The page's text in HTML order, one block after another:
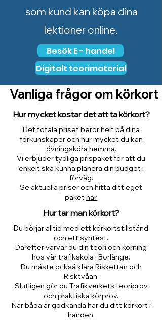
som kund kan köpa dina
lektioner online.
Besök E - handel
Digitalt teorimaterial
Vanliga frågor om körkort
Hur mycket kostar det att ta körkort?
Det totala priset beror helt på dina
förkunskaper och hur mycket du kan
övningsköra hemma.
Vi erbjuder tydliga prispaket för att du
enkelt ska kunna planera din budget i
förväg.
Se aktuella priser och hitta ditt eget
paket här.
Hur tar man körkort?
Du börjar alltid med ett körkortstillstånd
och ett syntest.
Därefter varvar du din teori och körning
hos vår trafikskola i Borlänge.
Du måste också klara Riskettan och
Risktvåan.
Slutligen gör du Trafikverkets teoriprov
och praktiska körprov.
När båda är godkända har du ditt körkort i
handen.